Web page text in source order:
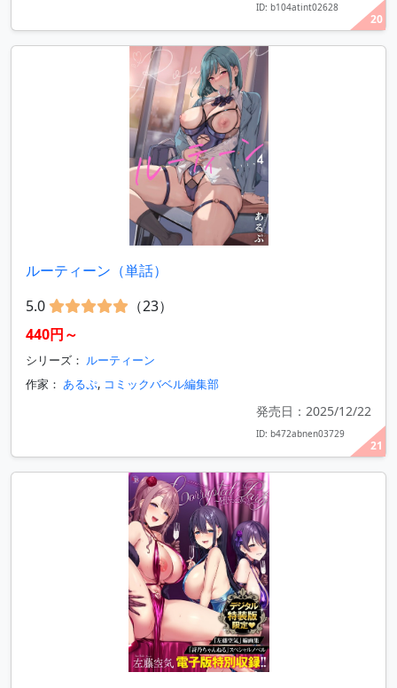
20
ID: b104atint02628
21
ルーティーン（単話）
5.0
（23）
440円～
シリーズ： ルーティーン
作家： あるぷ, コミックバベル編集部
発売日：2025/12/22
ID: b472abnen03729